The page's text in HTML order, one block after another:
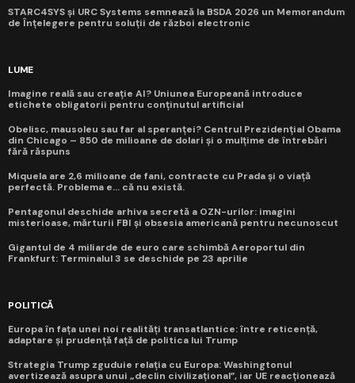
STARC4SYS și URC Systems semnează la BSDA 2026 un Memorandum
de Înțelegere pentru soluții de război electronic
LUME
Imagine reală sau creație AI? Uniunea Europeană introduce
etichete obligatorii pentru conținutul artificial
Obelisc, mausoleu sau far al speranței? Centrul Prezidențial Obama
din Chicago – 850 de milioane de dolari și o mulțime de întrebări
fără răspuns
Miquela are 2,6 milioane de fani, contracte cu Prada și o viață
perfectă. Problema e... că nu există.
Pentagonul deschide arhiva secretă a OZN-urilor: imagini
misterioase, mărturii FBI și obsesia americană pentru necunoscut
Gigantul de 4 miliarde de euro care schimbă Aeroportul din
Frankfurt: Terminalul 3 se deschide pe 23 aprilie
POLITICĂ
Europa în fața unei noi realități transatlantice: între reticență,
adaptare și prudență față de politica lui Trump
Strategia Trump zguduie relația cu Europa: Washingtonul
avertizează asupra unui „declin civilizațional”, iar UE reacționează